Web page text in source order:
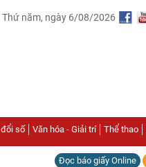
Thứ năm, ngày 6/08/2026
số Văn hóa - Giải trí Thể thao
Đọc báo giấy Online